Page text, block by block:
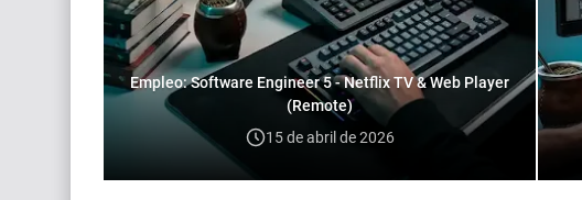
Empleo: Software Engineer 5 - Netflix TV & Web Player
(Remote)
15 de abril de 2026